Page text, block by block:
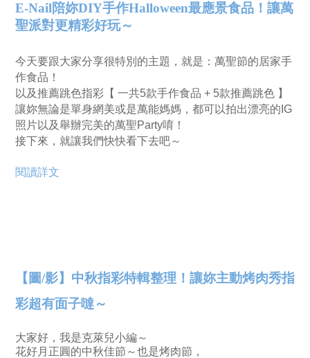
E-Nail陪妳DIY手作Halloween最應景食品！讓萬
聖派對更精彩好玩～
今天要跟大家分享很特別的主題，就是：萬聖節的居家手
作食品！
以及推薦跳色指彩【 一共5款手作食品 + 5款推薦跳色 】
讓妳無論是單身網美或是萬能媽媽，都可以拍出漂亮的IG
照片以及舉辦完美的萬聖Party唷！
接下來，就讓我們快快看下去吧～
閱讀詳文
【圖/影】中秋指彩特輯整理！讓妳主動烤肉秀指
彩超有面子噠～
大家好，我是克萊兒小編～
花好月正圓的中秋佳節～也是烤肉節，